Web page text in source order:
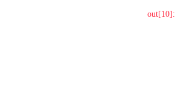
out[10]: